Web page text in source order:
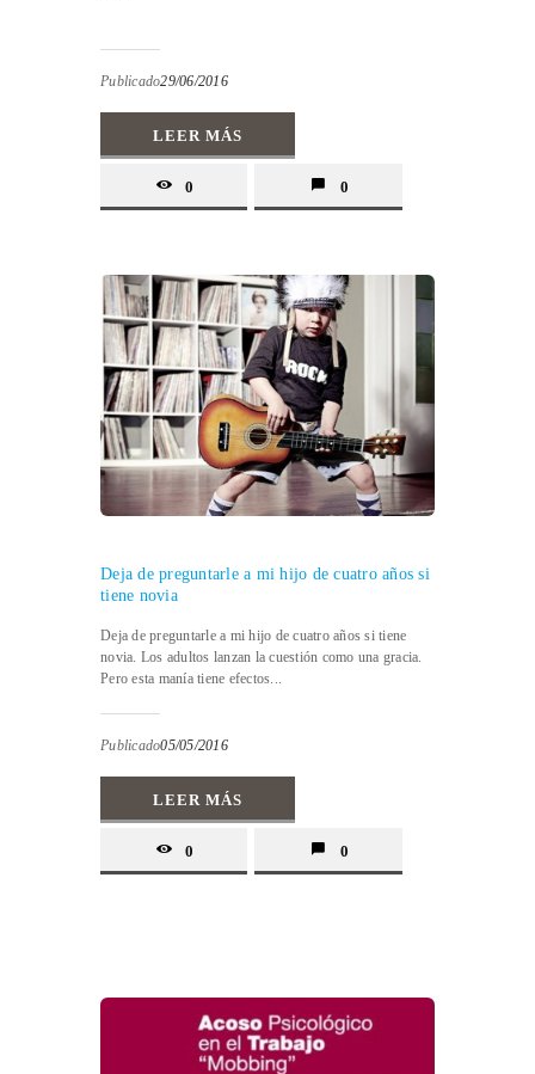
Publicado29/06/2016
LEER MÁS
0 0
Deja de preguntarle a mi hijo de cuatro años si
tiene novia
Deja de preguntarle a mi hijo de cuatro años si tiene
novia. Los adultos lanzan la cuestión como una gracia.
Pero esta manía tiene efectos...
Publicado05/05/2016
LEER MÁS
0 0